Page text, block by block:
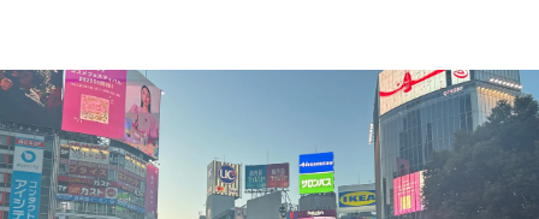
お知らせ
イベント・グッズ
YouTube
会社情報